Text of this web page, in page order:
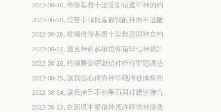
2022-08-30, 倚靠基督十架受割禮遵守神的約
2022-08-29, 受苦中順服看顧我的神而不逃離
2022-08-28, 唯獨倚靠基督十架救恩與神立約
2022-08-27, 遇見神超越環境仰望堅信神應許
2022-08-26, 將得勝榮耀獻給神拒絕罪惡誘惑
2022-08-25, 讓我信心倚靠神爭戰將被擄奪回
2022-08-24, 讓我捨己不相爭而與神親密聯合
2022-08-23, 在困境中堅信神應許呼求神拯救